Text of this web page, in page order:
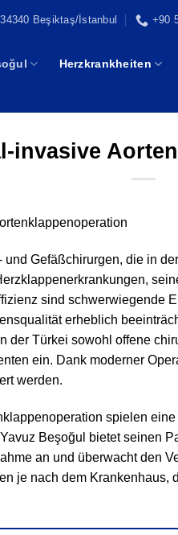
Beşiktaş/İstanbul +90
Herzkrankheiten
invasive
Gefäßchirurgen, die in
sind schwerwiegende
erheblich
der Türkei sowohl offene
ein. Dank moderner
werden.
spielen
Beşoğul bietet seinen
an und überwacht den
je nach dem Krankenhaus,